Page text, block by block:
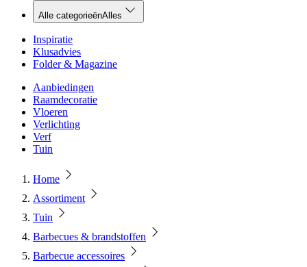
Alle categorieënAlles
Inspiratie
Klusadvies
Folder & Magazine
Aanbiedingen
Raamdecoratie
Vloeren
Verlichting
Verf
Tuin
Home
Assortiment
Tuin
Barbecues & brandstoffen
Barbecue accessoires